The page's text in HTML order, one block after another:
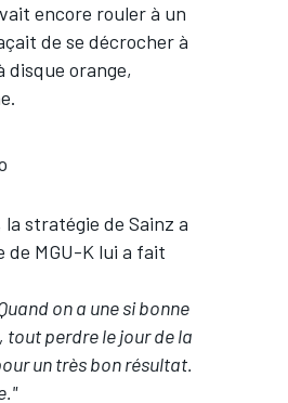
encore rouler à un
de se décrocher à
disque orange,
stratégie de Sainz a
de MGU-K lui a fait
on a une si bonne
perdre le jour de la
un très bon résultat.